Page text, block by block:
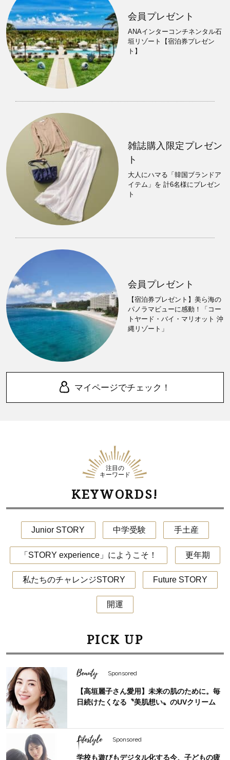
会員プレゼント
ANAインターコンチネンタル石
垣リゾート【宿泊券プレゼン
ト】
雑誌購入限定プレゼン
ト
大人にハマる「韓国ブランドア
イテム」を 計6名様にプレゼン
ト
会員プレゼント
【宿泊券プレゼント】美ら海の
パノラマビューに感動！「コー
トヤード・バイ・マリオット 沖
縄リゾート」
マイページでチェック！
注目の
キーワード
KEYWORDS!
Junior STORY 中学受験 手土産
「STORY experience」にようこそ！ 更年期
私たちのチャレンジSTORY Future STORY
開運
PICK UP
Beauty Sponsored
【高垣麗子さん愛用】未来の肌のために。毎
日続けたくなる〝美肌想い〟のUVクリーム
Lifestyle Sponsored
学校も遊びもデジタル化する今、子どもの疲